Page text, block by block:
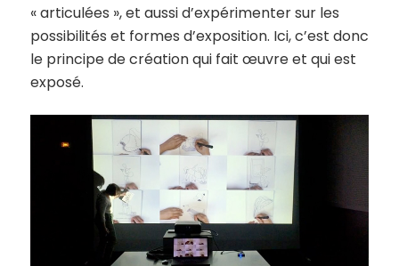
« articulées », et aussi d’expérimenter sur les
possibilités et formes d’exposition. Ici, c’est donc
le principe de création qui fait œuvre et qui est
exposé.